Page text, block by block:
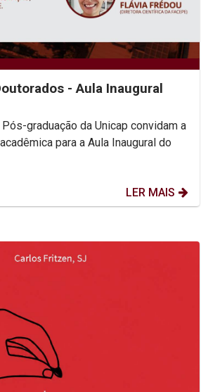
- Aula Inaugural
graduação da Unicap convidam a
para a Aula Inaugural do
LER MAIS